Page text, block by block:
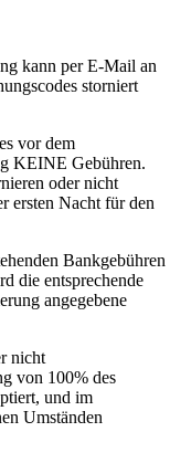
kann per E-Mail an
storniert
vor dem
KEINE Gebühren.
oder nicht
ersten Nacht für den
Bankgebühren
die entsprechende
angegebene
nicht
von 100% des
und im
Umständen